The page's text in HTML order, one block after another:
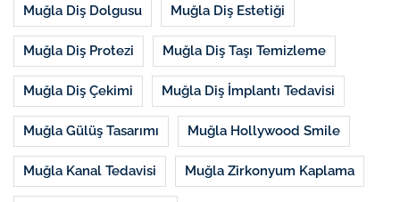
Muğla Diş Dolgusu Muğla Diş Estetiği
Muğla Diş Protezi Muğla Diş Taşı Temizleme
Muğla Diş Çekimi Muğla Diş İmplantı Tedavisi
Muğla Gülüş Tasarımı Muğla Hollywood Smile
Muğla Kanal Tedavisi Muğla Zirkonyum Kaplama